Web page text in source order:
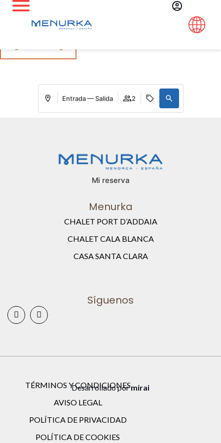
Síguenos en Instagram
Entrada — Salida 2
Mi reserva
Menurka
CHALET PORT D’ADDAIA
CHALET CALA BLANCA
CASA SANTA CLARA
Síguenos
TÉRMINOS Y CONDICIONES
AVISO LEGAL
POLÍTICA DE PRIVACIDAD
POLÍTICA DE COOKIES
Desarrollado pormirai